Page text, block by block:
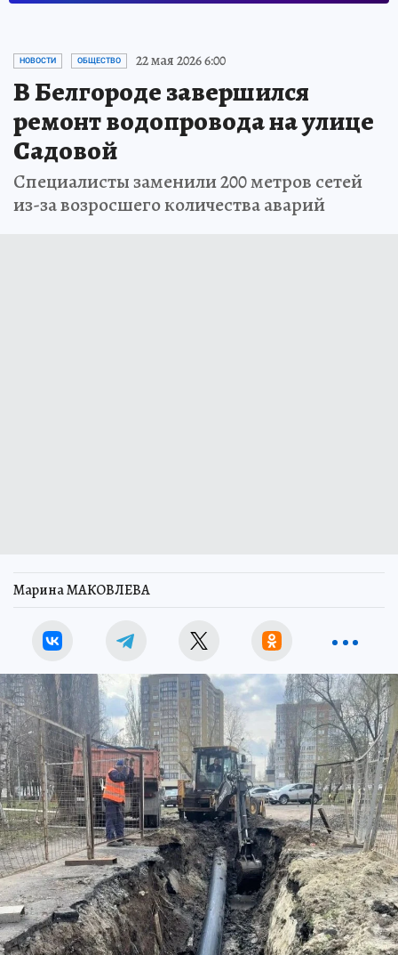
НОВОСТИ ОБЩЕСТВО 22 мая 2026 6:00
В Белгороде завершился
ремонт водопровода на улице
Садовой
Специалисты заменили 200 метров сетей
из-за возросшего количества аварий
Марина МАКОВЛЕВА